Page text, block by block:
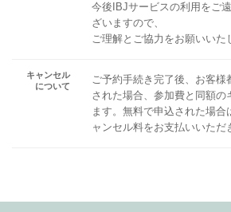
今後IBJサービスの利用をご
ざいますので、
ご理解とご協力をお願いいた
キャンセル
について
ご予約手続き完了後、お客様
された場合、参加費と同額の
ます。無料で申込された場合
ャンセル料をお支払いいただ